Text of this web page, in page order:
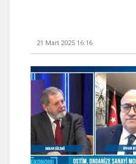
21 Mart 2025 16:16